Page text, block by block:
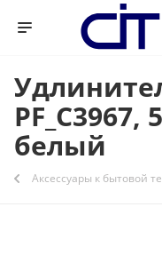
PF_C3967,
белый
Аксессуары к бытовой